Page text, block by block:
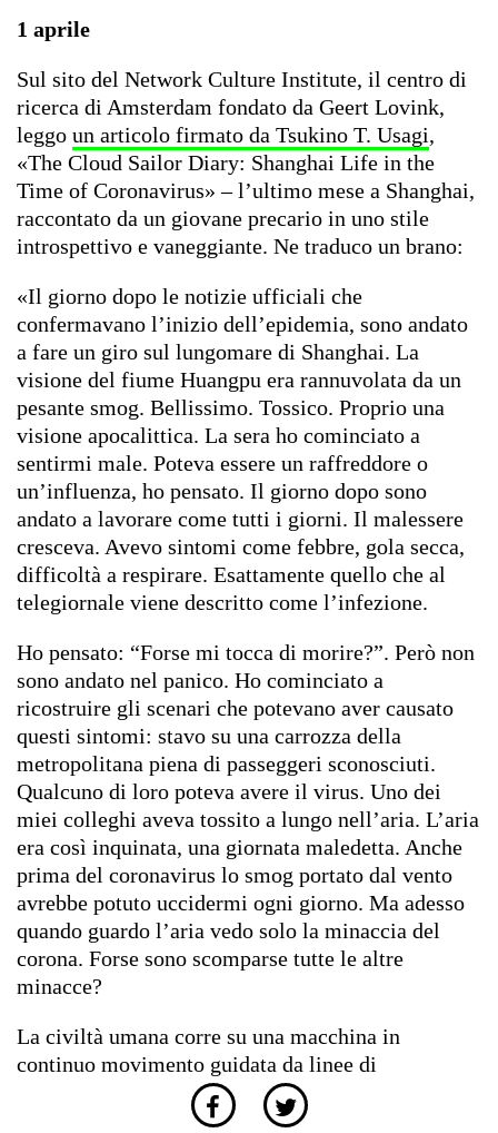
1 aprile
Sul sito del Network Culture Institute, il centro di
ricerca di Amsterdam fondato da Geert Lovink,
leggo un articolo firmato da Tsukino T. Usagi,
«The Cloud Sailor Diary: Shanghai Life in the
Time of Coronavirus» –l’ultimo mese a Shanghai,
raccontato da un giovane precario in uno stile
introspettivo e vaneggiante. Ne traduco un brano:
«Il giorno dopo le notizie ufficiali che
confermavano l’inizio dell’epidemia, sono andato
a fare un giro sul lungomare di Shanghai. La
visione del fiume Huangpu era rannuvolata da un
pesante smog. Bellissimo. Tossico. Proprio una
visione apocalittica. La sera ho cominciato a
sentirmi male. Poteva essere un raffreddore o
un’influenza, ho pensato. Il giorno dopo sono
andato a lavorare come tutti i giorni. Il malessere
cresceva. Avevo sintomi come febbre, gola secca,
difficoltà a respirare. Esattamente quello che al
telegiornale viene descritto come l’infezione.
Ho pensato: “Forse mi tocca di morire?”. Però non
sono andato nel panico. Ho cominciato a
ricostruire gli scenari che potevano aver causato
questi sintomi: stavo su una carrozza della
metropolitana piena di passeggeri sconosciuti.
Qualcuno di loro poteva avere il virus. Uno dei
miei colleghi aveva tossito a lungo nell’aria. L’aria
era così inquinata, una giornata maledetta. Anche
prima del coronavirus lo smog portato dal vento
avrebbe potuto uccidermi ogni giorno. Ma adesso
quando guardo l’aria vedo solo la minaccia del
corona. Forse sono scomparse tutte le altre
minacce?
La civiltà umana corre su una macchina in
continuo movimento guidata da linee di
riproduzione casuale. La fabbrica della
riproduzione non ha quartiere. È l’infrastruttura